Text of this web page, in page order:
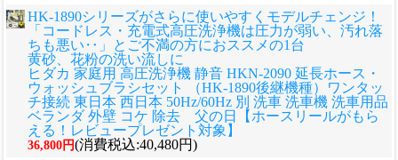
HK-1890シリーズがさらに使いやすくモデルチェンジ！
「コードレス・充電式高圧洗浄機は圧力が弱い、汚れ落
ちも悪い‥」とご不満の方におススメの1台
黄砂、花粉の洗い流しに
ヒダカ 家庭用 高圧洗浄機 静音 HKN-2090 延長ホース・
ウォッシュブラシセット （HK-1890後継機種）ワンタッ
チ接続 東日本 西日本 50Hz/60Hz 別 洗車 洗車機 洗車用品
ベランダ 外壁 コケ 除去 父の日【ホースリールがもら
える！レビュープレゼント対象】
36,800円(消費税込:40,480円)